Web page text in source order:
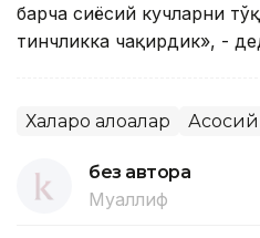
барча сиёсий кучларни
тинчликка чақирдик», -
Халқаро алоқалар
без автора
Муаллиф